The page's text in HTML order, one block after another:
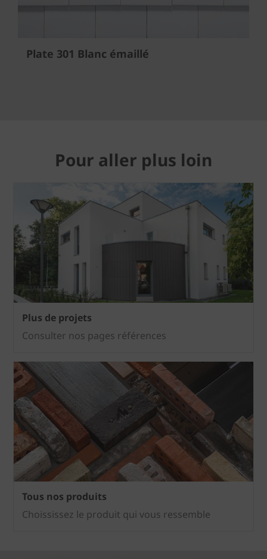
Plate 301 Blanc émaillé
Pour aller plus loin
Plus de projets
Consulter nos pages références
Tous nos produits
Choississez le produit qui vous ressemble